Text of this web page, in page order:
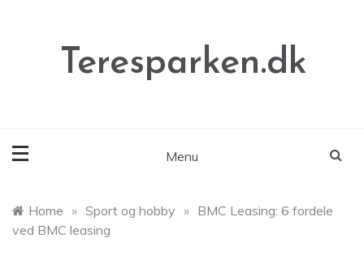
Teresparken.dk
Menu
Home » Sport og hobby » BMC Leasing: 6 fordele
ved BMC leasing